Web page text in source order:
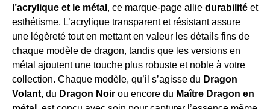
l’acrylique et le métal , ce marque-page allie durabilité et
esthétisme. L’acrylique transparent et résistant assure
une légèreté tout en mettant en valeur les détails fins de
chaque modèle de dragon, tandis que les versions en
métal ajoutent une touche plus robuste et noble à votre
collection. Chaque modèle, qu’il s’agisse du Dragon
Volant, du Dragon Noir ou encore du Maître Dragon en